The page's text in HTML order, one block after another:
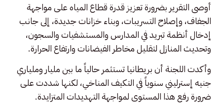
أوصى التقرير بضرورة تعزيز قدرة قطاع المياه على مواجهة
الجفاف، وإصلاح التسريبات، وبناء خزانات جديدة، إلى جانب
إدخال أنظمة تبريد في المدارس والمستشفيات والسجون،
وتحديث المنازل لتقليل مخاطر الفيضانات وارتفاع الحرارة.
وأكدت اللجنة أن بريطانيا تستثمر حالياً ما بين مليار وملياري
جنيه إسترليني سنوياً في التكيف المناخي، لكنها شددت على
ضرورة رفع هذا المستوى لمواجهة التهديدات المتزايدة.